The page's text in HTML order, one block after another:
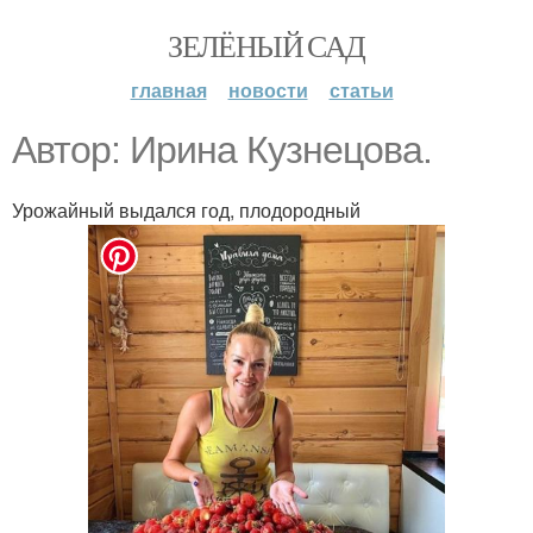
ЗЕЛЁНЫЙ САД
главная новости статьи
Автор: Иринa Кузнецовa.
Урожайный выдался год, плодородный